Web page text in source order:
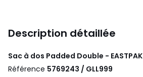
Description détaillée
Sac à dos Padded Double - EASTPAK
Référence 5769243 / GLL999